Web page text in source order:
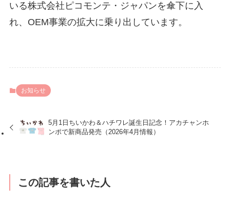
いる株式会社ピコモンテ・ジャパンを傘下に入
れ、OEM事業の拡大に乗り出しています。
お知らせ
5月1日ちいかわ＆ハチワレ誕生日記念！アカチャンホ
ンポで新商品発売（2026年4月情報）
この記事を書いた人